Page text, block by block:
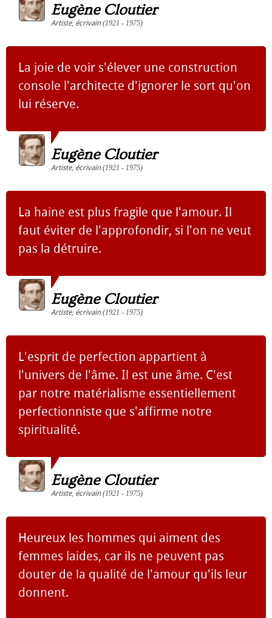
Eugène Cloutier
Artiste, écrivain(1921 - 1975)
La joie de voir s'élever une construction
console l'architecte d'ignorer le sort qu'on
lui réserve.
Eugène Cloutier
Artiste, écrivain(1921 - 1975)
La haine est plus fragile que l'amour. Il
faut éviter de l'approfondir, si l'on ne veut
pas la détruire.
Eugène Cloutier
Artiste, écrivain(1921 - 1975)
L'esprit de perfection appartient à
l'univers de l'âme. Il est une âme. C'est
par notre matérialisme essentiellement
perfectionniste que s'affirme notre
spiritualité.
Eugène Cloutier
Artiste, écrivain(1921 - 1975)
Heureux les hommes qui aiment des
femmes laides, car ils ne peuvent pas
douter de la qualité de l'amour qu'ils leur
donnent.